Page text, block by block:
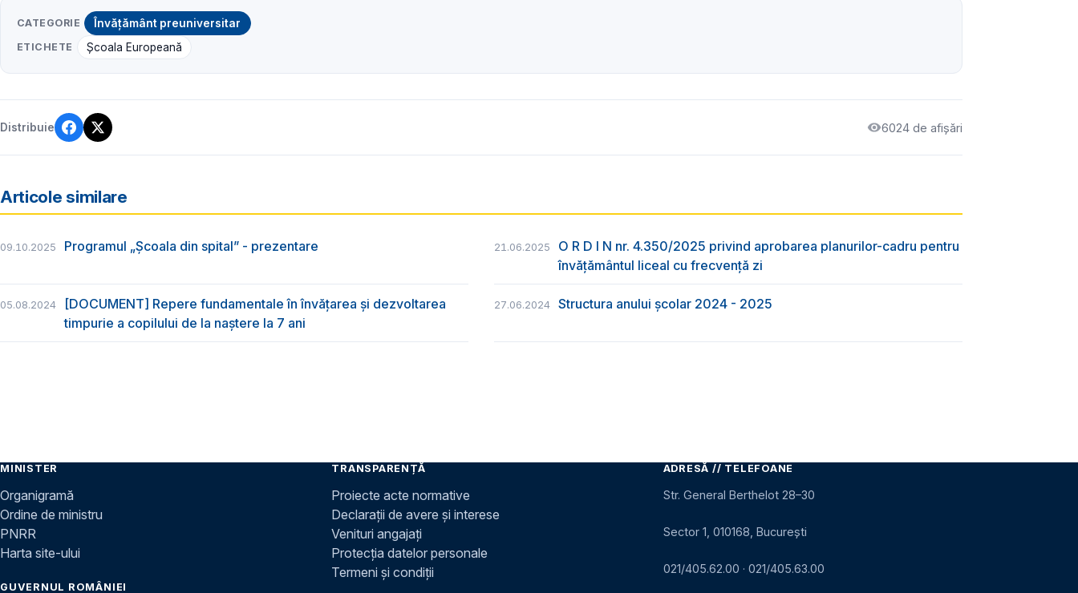
CATEGORIE Învățământ preuniversitar
ETICHETE Şcoala Europeană
Distribuie 6024 de afișări
Articole similare
09.10.2025 Programul „Școala din spital” - prezentare 21.06.2025
O R D I N nr. 4.350/2025 privind aprobarea planurilor-cadru pentru
învățământul liceal cu frecvență zi
05.08.2024
[DOCUMENT] Repere fundamentale în învățarea și dezvoltarea
timpurie a copilului de la naștere la 7 ani
27.06.2024 Structura anului școlar 2024 - 2025
MINISTER
Organigramă
Ordine de ministru
PNRR
Harta site-ului
GUVERNUL ROMÂNIEI
TRANSPARENȚĂ
Proiecte acte normative
Declarații de avere și interese
Venituri angajați
Protecția datelor personale
Termeni și condiții
ADRESĂ // TELEFOANE
Str. General Berthelot 28–30
Sector 1, 010168, București
021/405.62.00 · 021/405.63.00